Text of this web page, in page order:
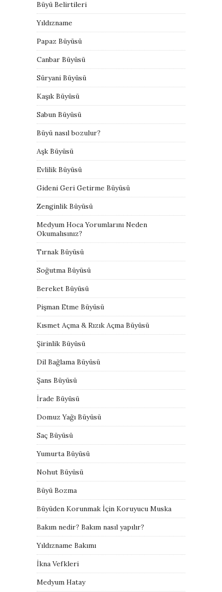
Büyü Belirtileri
Yıldızname
Papaz Büyüsü
Canbar Büyüsü
Süryani Büyüsü
Kaşık Büyüsü
Sabun Büyüsü
Büyü nasıl bozulur?
Aşk Büyüsü
Evlilik Büyüsü
Gideni Geri Getirme Büyüsü
Zenginlik Büyüsü
Medyum Hoca Yorumlarını Neden
Okumalısınız?
Tırnak Büyüsü
Soğutma Büyüsü
Bereket Büyüsü
Pişman Etme Büyüsü
Kısmet Açma & Rızık Açma Büyüsü
Şirinlik Büyüsü
Dil Bağlama Büyüsü
Şans Büyüsü
İrade Büyüsü
Domuz Yağı Büyüsü
Saç Büyüsü
Yumurta Büyüsü
Nohut Büyüsü
Büyü Bozma
Büyüden Korunmak İçin Koruyucu Muska
Bakım nedir? Bakım nasıl yapılır?
Yıldızname Bakımı
İkna Vefkleri
Medyum Hatay